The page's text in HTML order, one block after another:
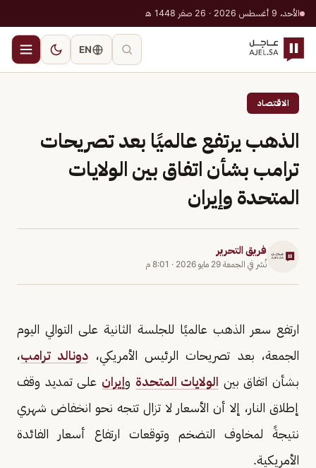
الأحد، 9 أغسطس 2026 · 26 صفر 1448 هـ
EN
الاقتصاد
الذهب يرتفع عالميًا بعد تصريحات
ترامب بشأن اتفاق بين الولايات
المتحدة وإيران
فريق التحرير
نُشر في الجمعة 29 مايو 2026 · 8:01 م
ارتفع سعر الذهب عالميًا للجلسة الثانية على التوالي اليوم
الجمعة، بعد تصريحات الرئيس الأمريكي، دونالد ترامب،
بشأن اتفاق بين الولايات المتحدة وإيران على تمديد وقف
إطلاق النار، إلا أن الأسعار لا تزال تتجه نحو انخفاض شهري
نتيجةً لمخاوف التضخم وتوقعات ارتفاع أسعار الفائدة
الأمريكية.